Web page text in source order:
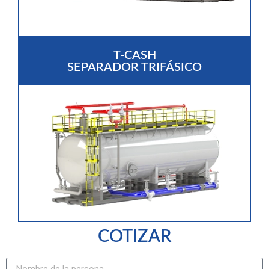
T-CASH
SEPARADOR TRIFÁSICO
COTIZAR